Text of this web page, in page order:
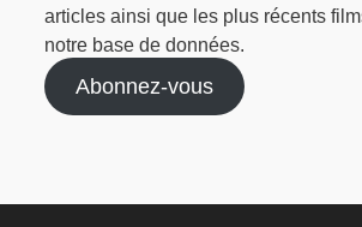
articles ainsi que les plus récents
notre base de données.
Abonnez-vous